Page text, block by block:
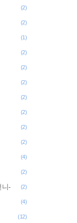
(2)
(2)
(1)
(2)
(2)
(2)
(2)
(2)
(2)
(2)
(4)
(2)
니- (2)
(4)
(12)